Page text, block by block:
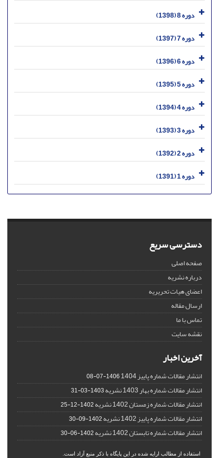
دوره 8 (1398)
دوره 7 (1397)
دوره 6 (1396)
دوره 5 (1395)
دوره 4 (1394)
دوره 3 (1393)
دوره 2 (1392)
دوره 1 (1391)
دسترسی سریع
صفحه اصلی
درباره نشریه
اعضای هیات تحریریه
ارسال مقاله
تماس با ما
نقشه سایت
آخرین اخبار
انتشار مقالات شماره پاییز 1404 1406-07-08
انتشار مقالات شماره بهار 1403 نشریه 1403-03-31
انتشار مقالات شماره زمستان 1402 نشریه 1402-12-25
انتشار مقالات شماره پاییز 1402 نشریه 1402-09-30
انتشار مقالات شماره تابستان 1402 نشریه 1402-06-30
استفاده از مطالب ارایه شده در این پایگاه با ذکر منبع آزاد است.